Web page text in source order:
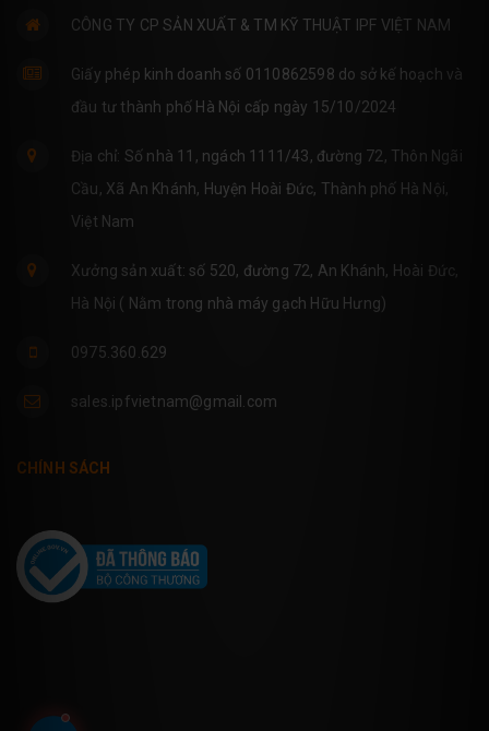
CÔNG TY CP SẢN XUẤT & TM KỸ THUẬT IPF VIỆT NAM
Giấy phép kinh doanh số 0110862598 do sở kế hoạch và
đầu tư thành phố Hà Nội cấp ngày 15/10/2024
Địa chỉ: Số nhà 11, ngách 1111/43, đường 72, Thôn Ngãi
Cầu, Xã An Khánh, Huyện Hoài Đức, Thành phố Hà Nội,
Việt Nam
Xưởng sản xuất: số 520, đường 72, An Khánh, Hoài Đức,
Hà Nội ( Nằm trong nhà máy gạch Hữu Hưng)
0975.360.629
sales.ipfvietnam@gmail.com
CHÍNH SÁCH